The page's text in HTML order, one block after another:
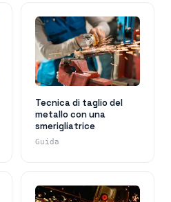
Tecnica di taglio del
metallo con una
smerigliatrice
Guida